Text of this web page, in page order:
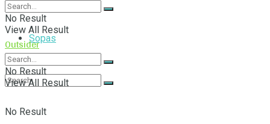
Saladas
Sopas
No Result
No Result
View All Result
Outsider
No Result
View All Result